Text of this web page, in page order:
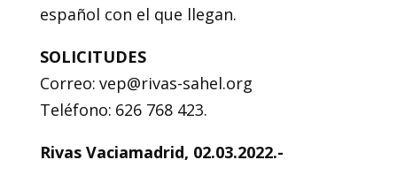
español con el que llegan.
SOLICITUDES
Correo: vep@rivas-sahel.org
Teléfono: 626 768 423.
Rivas Vaciamadrid, 02.03.2022.-